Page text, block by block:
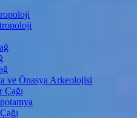
ve Önasya Arkeolojisi
Çağı